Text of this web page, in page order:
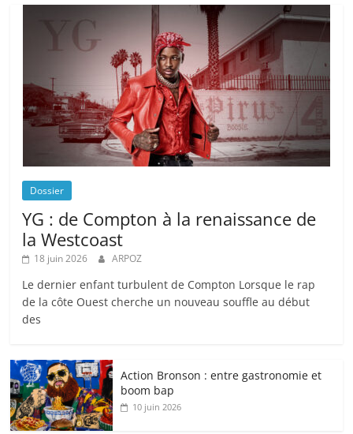
Dossier
YG : de Compton à la renaissance de
la Westcoast
18 juin 2026 ARPOZ
Le dernier enfant turbulent de Compton Lorsque le rap
de la côte Ouest cherche un nouveau souffle au début
des
Action Bronson : entre gastronomie et
boom bap
10 juin 2026